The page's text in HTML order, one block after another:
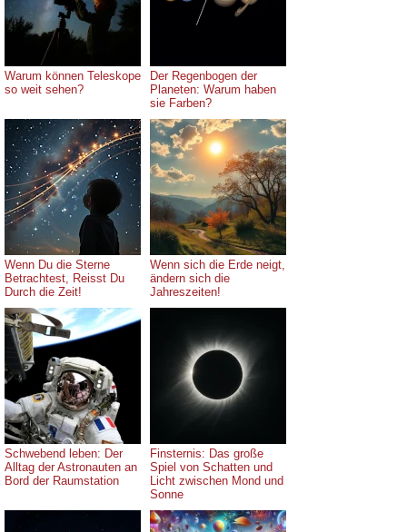
Warum können Teleskope
so weit sehen?
Der Regenbogen der
Planeten: Warum haben
sie Farben?
Wenn Du die Sterne
Betrachtest, Reisst Du
Durch die Zeit!
Wenn sich die Erde neigt,
ändern sich die
Jahreszeiten!
Schwebend leben: Der
Alltag der Astronauten an
Bord der Raumstation
Finsternis: Das große
Spiel von Schatten und
Licht zwischen Mond und
Sonne